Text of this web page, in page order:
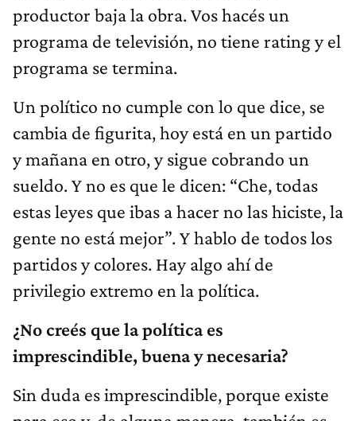
productor baja la obra. Vos hacés un
programa de televisión, no tiene rating y el
programa se termina.
Un político no cumple con lo que dice, se
cambia de figurita, hoy está en un partido
y mañana en otro, y sigue cobrando un
sueldo. Y no es que le dicen: “Che, todas
estas leyes que ibas a hacer no las hiciste, la
gente no está mejor”. Y hablo de todos los
partidos y colores. Hay algo ahí de
privilegio extremo en la política.
¿No creés que la política es
imprescindible, buena y necesaria?
Sin duda es imprescindible, porque existe